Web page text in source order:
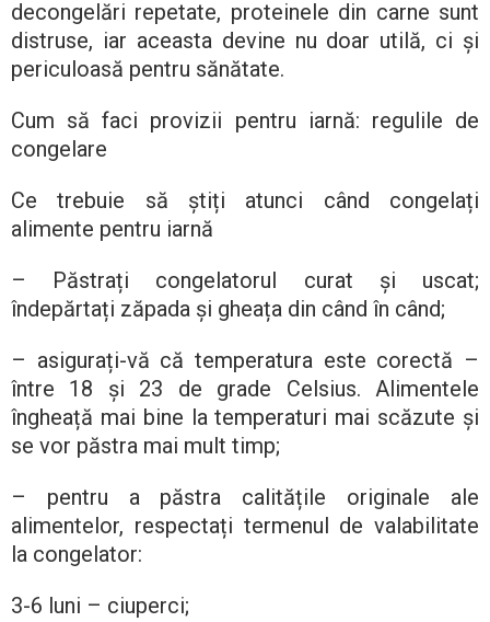
decongelări repetate, proteinele din carne sunt
distruse, iar aceasta devine nu doar utilă, ci și
periculoasă pentru sănătate.
Cum să faci provizii pentru iarnă: regulile de
congelare
Ce trebuie să știți atunci când congelați
alimente pentru iarnă
– Păstrați congelatorul curat și uscat;
îndepărtați zăpada și gheața din când în când;
– asigurați-vă că temperatura este corectă –
între 18 și 23 de grade Celsius. Alimentele
îngheață mai bine la temperaturi mai scăzute și
se vor păstra mai mult timp;
– pentru a păstra calitățile originale ale
alimentelor, respectați termenul de valabilitate
la congelator:
3-6 luni – ciuperci;